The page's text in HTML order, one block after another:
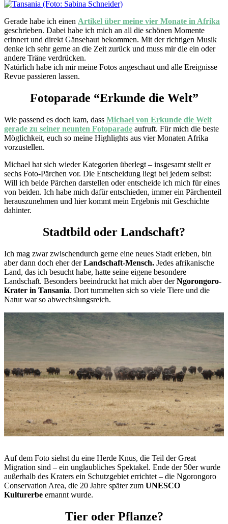
Gerade habe ich einen Artikel über meine vier Monate in Afrika
geschrieben. Dabei habe ich mich an all die schönen Momente
erinnert und direkt Gänsehaut bekommen. Mit der richtigen Musik
denke ich sehr gerne an die Zeit zurück und muss mir die ein oder
andere Träne verdrücken.
Natürlich habe ich mir meine Fotos angeschaut und alle Ereignisse
Revue passieren lassen.
Fotoparade “Erkunde die Welt”
Wie passend es doch kam, dass Michael von Erkunde die Welt
gerade zu seiner neunten Fotoparade aufruft. Für mich die beste
Möglichkeit, euch so meine Highlights aus vier Monaten Afrika
vorzustellen.
Michael hat sich wieder Kategorien überlegt – insgesamt stellt er
sechs Foto-Pärchen vor. Die Entscheidung liegt bei jedem selbst:
Will ich beide Pärchen darstellen oder entscheide ich mich für eines
von beiden. Ich habe mich dafür entschieden, immer ein Pärchenteil
herauszunehmen und hier kommt mein Ergebnis mit Geschichte
dahinter.
Stadtbild oder Landschaft?
Ich mag zwar zwischendurch gerne eine neues Stadt erleben, bin
aber dann doch eher derLandschaft-Mensch. Jedes afrikanische
Land, das ich besucht habe, hatte seine eigene besondere
Landschaft. Besonders beeindruckt hat mich aber derNgorongoro-
Krater in Tansania. Dort tummelten sich so viele Tiere und die
Natur war so abwechslungsreich.
Auf dem Foto siehst du eine Herde Knus, die Teil der Great
Migration sind – ein unglaubliches Spektakel. Ende der 50er wurde
außerhalb des Kraters ein Schutzgebiet errichtet – die Ngorongoro
Conservation Area, die 20 Jahre später zum UNESCO
Kulturerbe ernannt wurde.
Tier oder Pflanze?